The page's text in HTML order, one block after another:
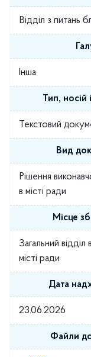
Відділ з питань
Інша
Тип, носій
Текстовий
Вид
Рішення
в місті ради
Місце
Загальний
місті ради
Дата
23.06.2026
Файли